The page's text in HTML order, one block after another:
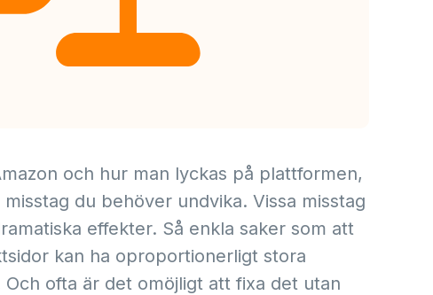
och hur man lyckas på plattformen,
du behöver undvika. Vissa misstag
effekter. Så enkla saker som att
kan ha oproportionerligt stora
ofta är det omöjligt att fixa det utan